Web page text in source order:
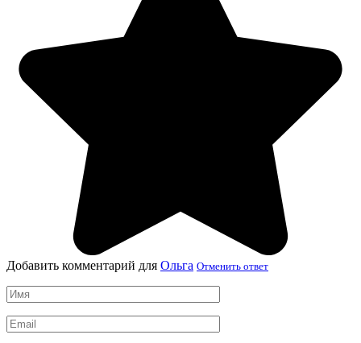
Добавить комментарий для Ольга Отменить ответ
Имя
*
Email
*